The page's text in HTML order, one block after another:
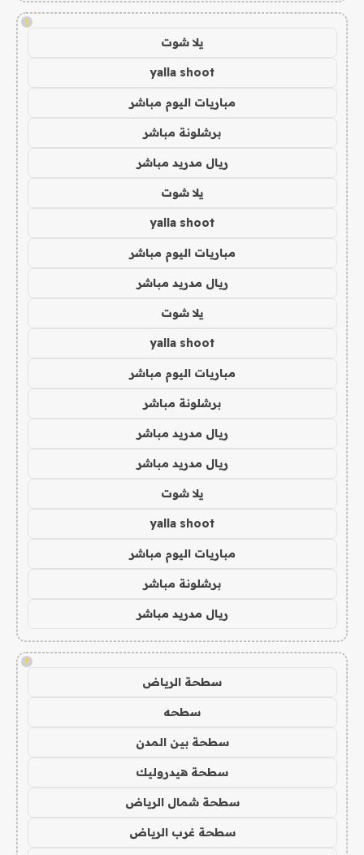
!
يلا شوت
yalla shoot
مباريات اليوم مباشر
برشلونة مباشر
ريال مدريد مباشر
يلا شوت
yalla shoot
مباريات اليوم مباشر
ريال مدريد مباشر
يلا شوت
yalla shoot
مباريات اليوم مباشر
برشلونة مباشر
ريال مدريد مباشر
ريال مدريد مباشر
يلا شوت
yalla shoot
مباريات اليوم مباشر
برشلونة مباشر
ريال مدريد مباشر
!
سطحة الرياض
سطحه
سطحة بين المدن
سطحة هيدروليك
سطحة شمال الرياض
سطحة غرب الرياض